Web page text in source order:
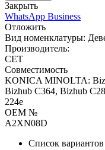
Закрыть
WhatsApp Business
Отложить
Вид номенклатуры:
Производитель:
CET
Совместимость
KONICA MINOLTA:
Bizhub C364, Bizhub
224e
OEM №
A2XN08D
Список вариантов